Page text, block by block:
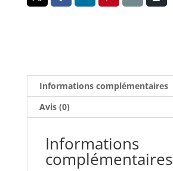
Informations complémentaires
Avis (0)
Informations
complémentaires